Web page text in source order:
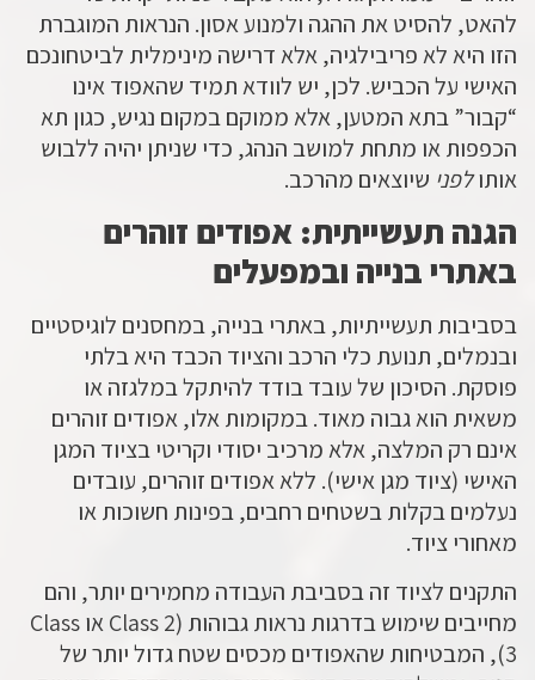
להאט, להסיט את ההגה ולמנוע אסון. הנראות המוגברת
הזו היא לא פריבילגיה, אלא דרישה מינימלית לביטחונכם
האישי על הכביש. לכן, יש לוודא תמיד שהאפוד אינו
“קבור” בתא המטען, אלא ממוקם במקום נגיש, כגון תא
הכפפות או מתחת למושב הנהג, כדי שניתן יהיה ללבוש
אותולפני שיוצאים מהרכב.
הגנה תעשייתית: אפודים זוהרים
באתרי בנייה ובמפעלים
בסביבות תעשייתיות, באתרי בנייה, במחסנים לוגיסטיים
ובנמלים, תנועת כלי הרכב והציוד הכבד היא בלתי
פוסקת. הסיכון של עובד בודד להיתקל במלגזה או
משאית הוא גבוה מאוד. במקומות אלו,אפודים זוהרים
אינם רק המלצה, אלא מרכיב יסודי וקריטי בציוד המגן
האישי (ציוד מגן אישי). ללאאפודים זוהרים, עובדים
נעלמים בקלות בשטחים רחבים, בפינות חשוכות או
מאחורי ציוד.
התקנים לציוד זה בסביבת העבודה מחמירים יותר, והם
מחייבים שימוש בדרגות נראות גבוהות (Class 2 או Class
3), המבטיחות שהאפודים מכסים שטח גדול יותר של